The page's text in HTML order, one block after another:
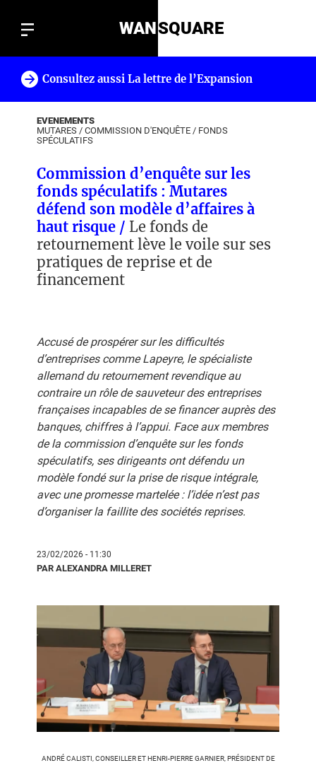
WANSQUARE
Consultez aussi La lettre de l’Expansion
EVENEMENTS
MUTARES / COMMISSION D'ENQUÊTE / FONDS
SPÉCULATIFS
Commission d’enquête sur les
fonds spéculatifs : Mutares
défend son modèle d’affaires à
haut risque / Le fonds de
retournement lève le voile sur ses
pratiques de reprise et de
financement
Accusé de prospérer sur les difficultés
d’entreprises comme Lapeyre, le spécialiste
allemand du retournement revendique au
contraire un rôle de sauveteur des entreprises
françaises incapables de se financer auprès des
banques, chiffres à l’appui. Face aux membres
de la commission d’enquête sur les fonds
spéculatifs, ses dirigeants ont défendu un
modèle fondé sur la prise de risque intégrale,
avec une promesse martelée : l’idée n’est pas
d’organiser la faillite des sociétés reprises.
23/02/2026 - 11:30
PAR ALEXANDRA MILLERET
ANDRÉ CALISTI, CONSEILLER ET HENRI-PIERRE GARNIER, PRÉSIDENT DE